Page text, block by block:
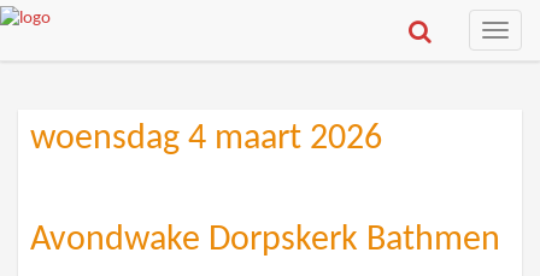
Toggle
woensdag 4 maart 2026
Avondwake Dorpskerk Bathmen